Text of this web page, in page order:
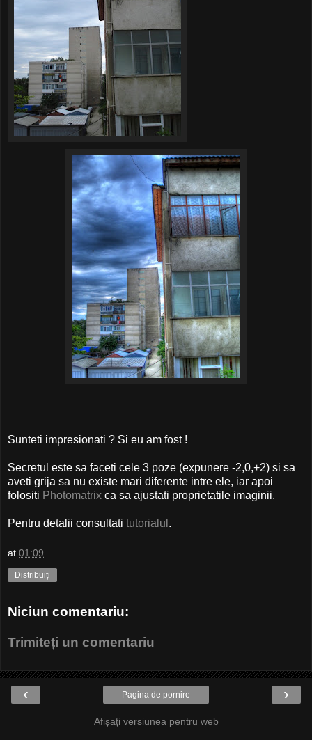
Sunteti impresionati ? Si eu am fost !
Secretul este sa faceti cele 3 poze (expunere -2,0,+2) si sa
aveti grija sa nu existe mari diferente intre ele, iar apoi
folositi Photomatrix ca sa ajustati proprietatile imaginii.
Pentru detalii consultati tutorialul .
at 01:09
Distribuiți
Niciun comentariu:
Trimiteți un comentariu
‹ ›
Pagina de pornire
Afișați versiunea pentru web